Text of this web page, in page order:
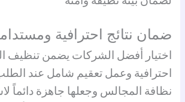
ضمان نتائج احترافية
اختيار أفضل الشركات يضمن تنظيف
احترافية وعمل تعقيم شامل عند
نظافة المجالس وجعلها جاهزة دائماً